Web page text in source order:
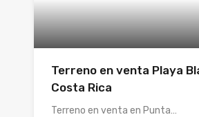
Terreno en venta Playa
Costa Rica
Terreno en venta en Punta…